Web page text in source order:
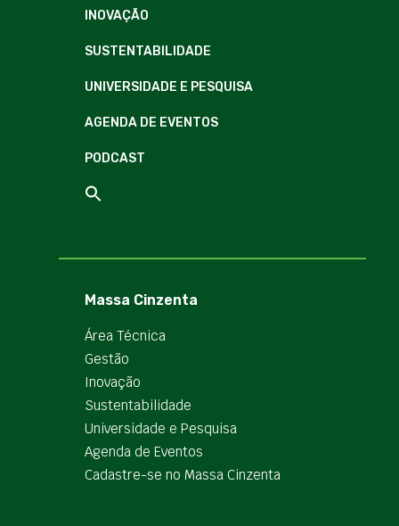
INOVAÇÃO
SUSTENTABILIDADE
UNIVERSIDADE E PESQUISA
AGENDA DE EVENTOS
PODCAST
Massa Cinzenta
Área Técnica
Gestão
Inovação
Sustentabilidade
Universidade e Pesquisa
Agenda de Eventos
Cadastre-se no Massa Cinzenta